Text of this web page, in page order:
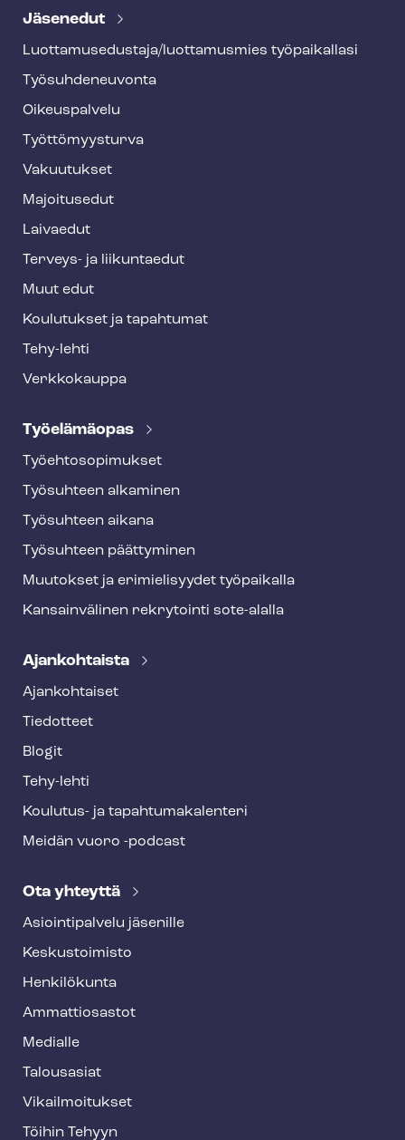
e
f
o
o
t
e
Jäsenedut
Luot­ta­muse­dus­ta­ja/luottamusmies työpaikallasi
Työ­suh­de­neu­von­ta
Oikeuspalvelu
Työt­tö­myys­tur­va
Vakuutukset
Majoitusedut
Laivaedut
Terveys- ja liikuntaedut
Muut edut
Koulutukset ja tapahtumat
Tehy-lehti
Verkkokauppa
Työelämäopas
Työ­eh­to­so­pi­muk­set
Työsuhteen alkaminen
Työsuhteen aikana
Työsuhteen päättyminen
Muutokset ja erimielisyydet työpaikalla
Kansainvälinen rekrytointi sote-alalla
Ajankohtaista
Ajankohtaiset
Tiedotteet
Blogit
Tehy-lehti
Koulutus- ja ta­pah­tu­ma­ka­len­te­ri
Meidän vuoro -podcast
Ota yhteyttä
Asioin­ti­pal­ve­lu jäsenille
Keskustoimisto
Henkilökunta
Ammattiosastot
Medialle
Talousasiat
Vi­kail­moi­tuk­set
Töihin Tehyyn